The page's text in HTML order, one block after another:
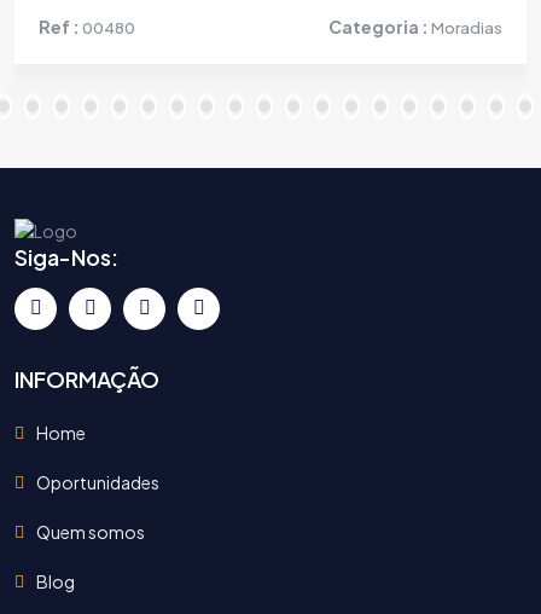
Ref : 00480 Categoria : Moradias
Siga-Nos:
INFORMAÇÃO
Home
Oportunidades
Quem somos
Blog